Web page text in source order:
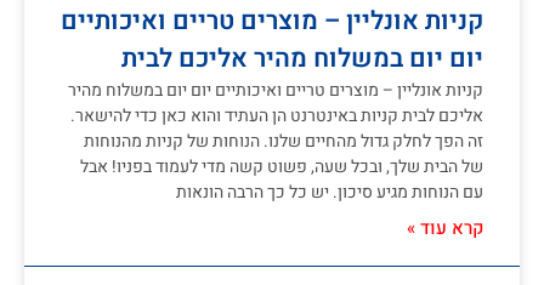
קניות אונליין – מוצרים טריים ואיכותיים
יום יום במשלוח מהיר אליכם לבית
קניות אונליין – מוצרים טריים ואיכותיים יום יום במשלוח מהיר
אליכם לבית קניות באינטרנט הן העתיד והוא כאן כדי להישאר.
זה הפך לחלק גדול מהחיים שלנו. הנוחות של קניות מהנוחות
של הבית שלך, ובכל שעה, פשוט קשה מדי לעמוד בפניו! אבל
עם הנוחות מגיע סיכון. יש כל כך הרבה הונאות
קרא עוד »